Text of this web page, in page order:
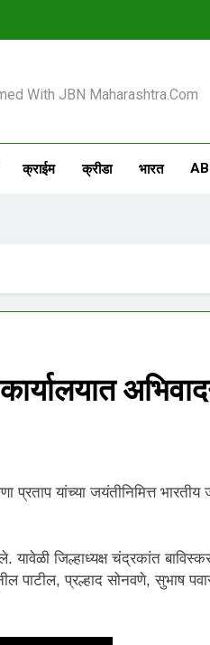
With JBN Maharashtra.com
क्राईम क्रीडा भारत
प्रताप यांच्या जयंतीनिमित्त
यावेळी जिल्हाध्यक्ष चंद्रकांत
पाटील, प्रल्हाद सोनवणे, सुभाष